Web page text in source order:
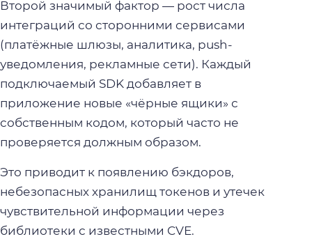
Второй значимый фактор — рост числа
интеграций со сторонними сервисами
(платёжные шлюзы, аналитика, push-
уведомления, рекламные сети). Каждый
подключаемый SDK добавляет в
приложение новые «чёрные ящики» с
собственным кодом, который часто не
проверяется должным образом.
Это приводит к появлению бэкдоров,
небезопасных хранилищ токенов и утечек
чувствительной информации через
библиотеки с известными CVE.